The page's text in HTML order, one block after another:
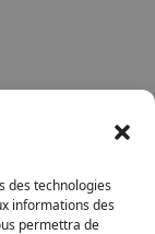
des technologies
informations des
permettra de